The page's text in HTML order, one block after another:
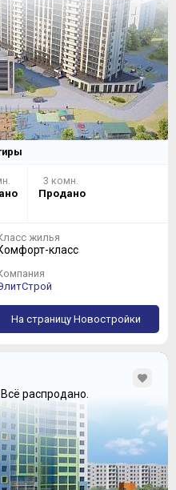
имеют
решения –
вариантов,
решена так, что окна
света. Жаль только,
набралось всего 59:
3 комн.
Продано
жилья
класс
На страницу Новостройки
Всё распродано.